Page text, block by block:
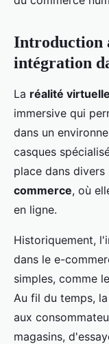
Introduction
intégration
La réalité virtuelle
immersive qui
dans un
casques
place dans
commerce, où
en ligne.
Historiquement,
dans le e-
simples, comme
Au fil du temps,
aux
magasins,